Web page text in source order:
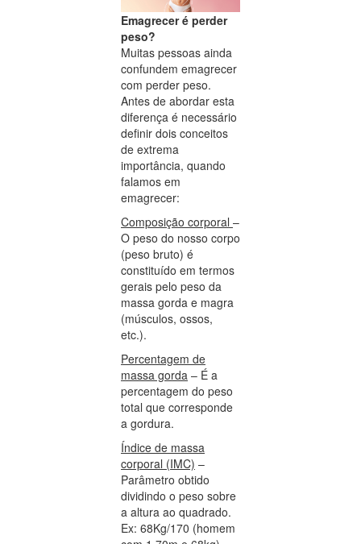
Emagrecer é perder
peso?
Muitas pessoas ainda
confundem emagrecer
com perder peso.
Antes de abordar esta
diferença é necessário
definir dois conceitos
de extrema
importância, quando
falamos em
emagrecer:
Composição corporal –
O peso do nosso corpo
(peso bruto) é
constituído em termos
gerais pelo peso da
massa gorda e magra
(músculos, ossos,
etc.).
Percentagem de
massa gorda – É a
percentagem do peso
total que corresponde
a gordura.
Índice de massa
corporal (IMC) –
Parâmetro obtido
dividindo o peso sobre
a altura ao quadrado.
Ex: 68Kg/170 (homem